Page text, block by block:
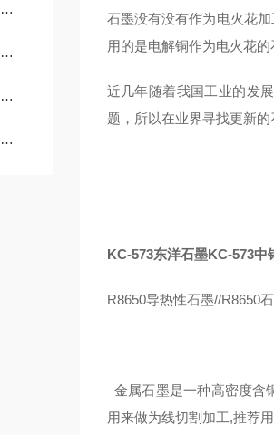
石墨没有没有作为电火花
用的是电解铜作为电火花的
近几年随着我国工业的发
题，所以在业界寻找更新
KC-573东洋石墨KC-573中
R8650导热性石墨//R8650
金属石墨是一种高密度含
用来做为线切割加工,推荐